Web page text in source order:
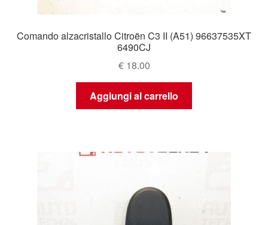
Comando alzacristallo Citroën C3 II (A51) 96637535XT
6490CJ
€18.00
Aggiungi al carrello